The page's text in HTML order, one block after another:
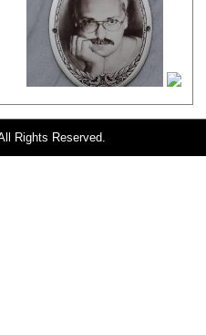
Rights Reserved.